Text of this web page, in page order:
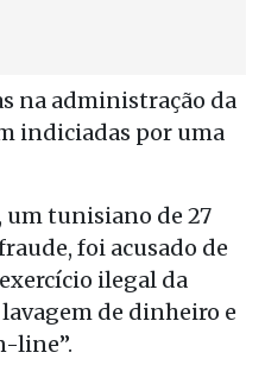
na administração da
indiciadas por uma
um tunisiano de 27
foi acusado de
ilegal da
de dinheiro e
line”.